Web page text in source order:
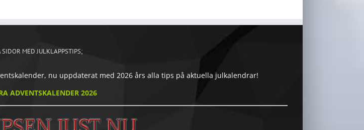
SIDOR MED JULKLAPPSTIPS;
nu uppdaterat med 2026 års alla tips på aktuella julkalendrar!
ADVENTSKALENDER 2026